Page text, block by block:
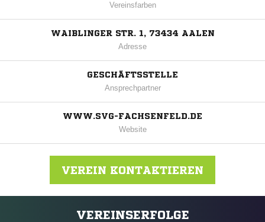
Vereinsfarben
WAIBLINGER STR. 1, 73434 AALEN
Adresse
GESCHÄFTSSTELLE
Ansprechpartner
WWW.SVG-FACHSENFELD.DE
Website
VEREIN KONTAKTIEREN
Nachricht an SV Germania Fachsenfeld
VEREINSERFOLGE